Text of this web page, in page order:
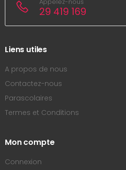
29 419 169
Liens utiles
A propos de nous
Contactez-nous
Parascolaires
Termes et Conditions
Mon compte
Connexion